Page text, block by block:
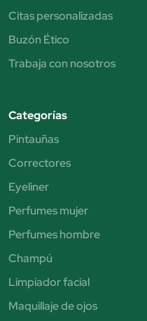
Citas personalizadas
Buzón Ético
Trabaja con nosotros
Categorías
Pintauñas
Correctores
Eyeliner
Perfumes mujer
Perfumes hombre
Champú
Limpiador facial
Maquillaje de ojos